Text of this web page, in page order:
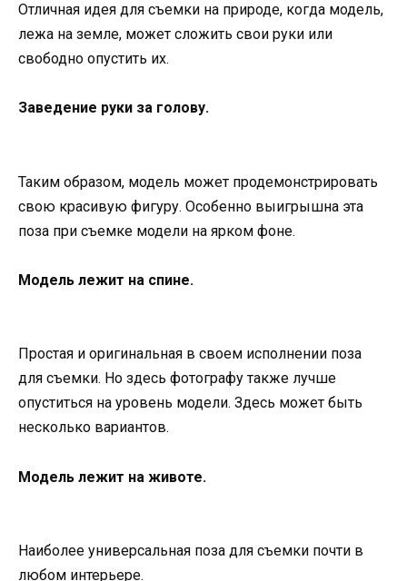
Отличная идея для съемки на природе, когда модель,
лежа на земле, может сложить свои руки или
свободно опустить их.
Заведение руки за голову.
Таким образом, модель может продемонстрировать
свою красивую фигуру. Особенно выигрышна эта
поза при съемке модели на ярком фоне.
Модель лежит на спине.
Простая и оригинальная в своем исполнении поза
для съемки. Но здесь фотографу также лучше
опуститься на уровень модели. Здесь может быть
несколько вариантов.
Модель лежит на животе.
Наиболее универсальная поза для съемки почти в
любом интерьере.